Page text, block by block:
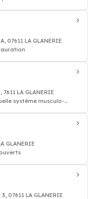
07611 LA GLANERIE
LA GLANERIE
système musculo-
GLANERIE
07611 LA GLANERIE